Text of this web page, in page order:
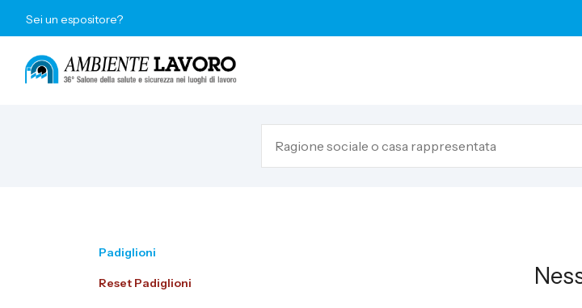
Sei un espositore?
Padiglioni
Reset Padiglioni